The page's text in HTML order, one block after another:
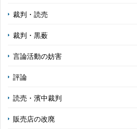
裁判・読売
裁判・黒薮
言論活動の妨害
評論
読売・濱中裁判
販売店の改廃